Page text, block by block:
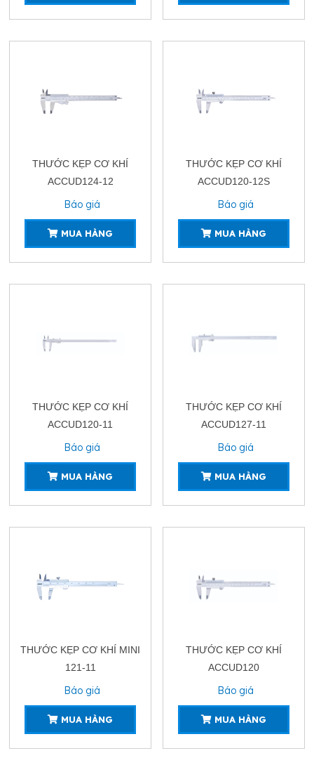
THƯỚC KẸP CƠ KHÍ
ACCUD124-12
Báo giá
MUA HÀNG
THƯỚC KẸP CƠ KHÍ
ACCUD120-12S
Báo giá
MUA HÀNG
THƯỚC KẸP CƠ KHÍ
ACCUD120-11
Báo giá
MUA HÀNG
THƯỚC KẸP CƠ KHÍ
ACCUD127-11
Báo giá
MUA HÀNG
THƯỚC KẸP CƠ KHÍ MINI
121-11
Báo giá
MUA HÀNG
THƯỚC KẸP CƠ KHÍ
ACCUD120
Báo giá
MUA HÀNG